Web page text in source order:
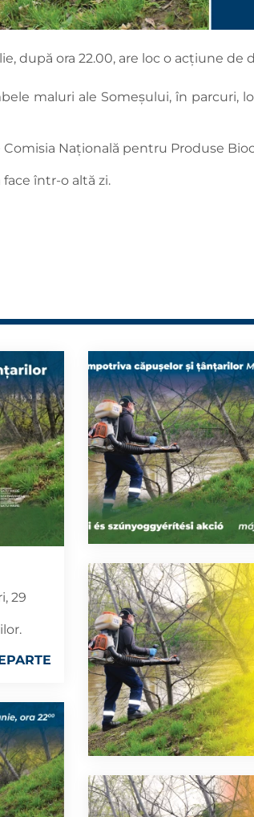
după ora 22.00, are loc o acțiune
maluri ale Someșului, în parcuri,
Națională pentru Produse
într-o altă zi.
29